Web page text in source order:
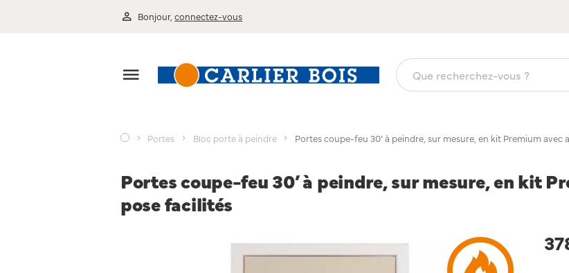
Bonjour, connectez-vous
Portes Bloc porte à peindre Portes coupe-feu 30’ à peindre, sur mesure, en kit Premium avec
Portes coupe-feu 30’ à peindre, sur mesure, en kit
pose facilités